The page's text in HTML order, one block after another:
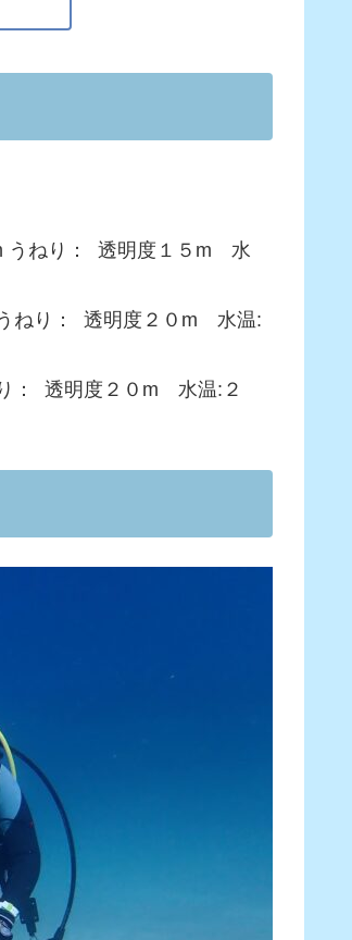
うねり： 透明度１５m 水
ねり： 透明度２０m 水温:
： 透明度２０m 水温:２